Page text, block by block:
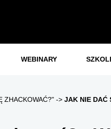
WEBINARY
ZHACKOWAĆ?" JAK NIE DAĆ